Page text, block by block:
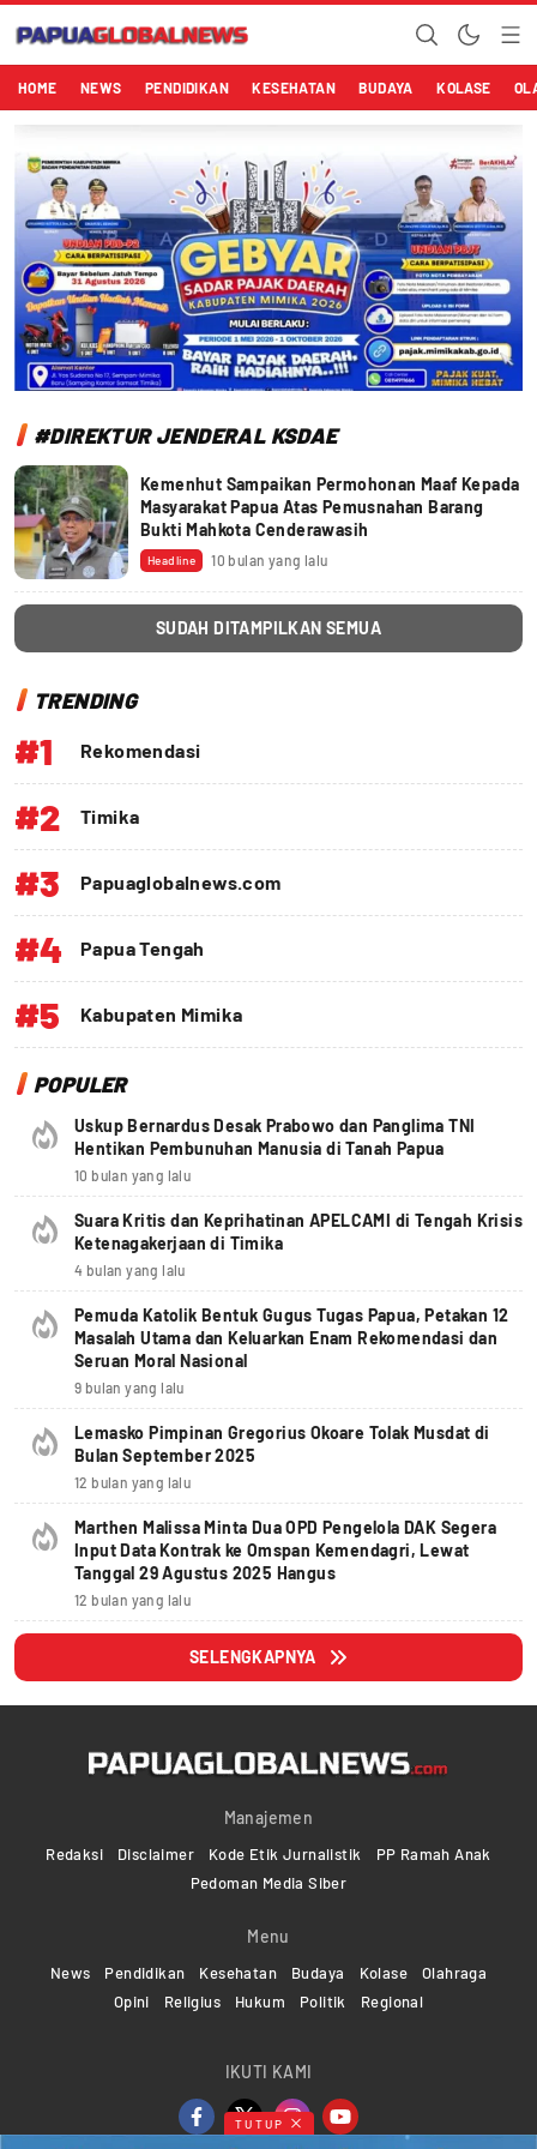
Papuaglobalnews.com
Menulis Fakta dengan Hati Bening
HOME NEWS PENDIDIKAN KESEHATAN BUDAYA KOLASE
#DIREKTUR JENDERAL KSDAE
Kemenhut Sampaikan Permohonan Maaf Kepada
Masyarakat Papua Atas Pemusnahan Barang
Bukti Mahkota Cenderawasih
Headline 10 bulan yang lalu
SUDAH DITAMPILKAN SEMUA
TRENDING
#1 Rekomendasi
#2 Timika
#3 Papuaglobalnews.com
#4 Papua Tengah
#5 Kabupaten Mimika
POPULER
Uskup Bernardus Desak Prabowo dan Panglima TNI
Hentikan Pembunuhan Manusia di Tanah Papua
10 bulan yang lalu
Suara Kritis dan Keprihatinan APELCAMI di Tengah Krisis
Ketenagakerjaan di Timika
4 bulan yang lalu
Pemuda Katolik Bentuk Gugus Tugas Papua, Petakan 12
Masalah Utama dan Keluarkan Enam Rekomendasi dan
Seruan Moral Nasional
9 bulan yang lalu
Lemasko Pimpinan Gregorius Okoare Tolak Musdat di
Bulan September 2025
12 bulan yang lalu
Marthen Malissa Minta Dua OPD Pengelola DAK Segera
Input Data Kontrak ke Omspan Kemendagri, Lewat
Tanggal 29 Agustus 2025 Hangus
12 bulan yang lalu
SELENGKAPNYA
Manajemen
Redaksi Disclaimer Kode Etik Jurnalistik
PP Ramah Anak
Pedoman Media Siber
Menu
News Pendidikan Kesehatan Budaya Kolase
Olahraga
Opini
Religius Hukum Politik Regional
IKUTI KAMI
TUTUP